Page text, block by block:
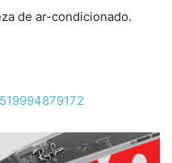
de ar-condicionado.